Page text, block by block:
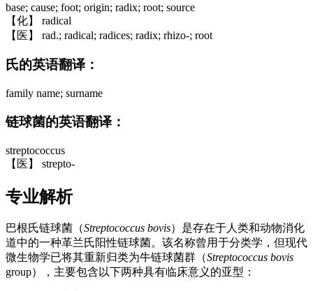
base; cause; foot; origin; radix; root; source
【化】 radical
【医】 rad.; radical; radices; radix; rhizo-; root
氏的英语翻译：
family name; surname
链球菌的英语翻译：
streptococcus
【医】 strepto-
专业解析
巴根氏链球菌（Streptococcus bovis）是存在于人类和动物消化
道中的一种革兰氏阳性链球菌。该名称曾用于分类学，但现代
微生物学已将其重新归类为牛链球菌群（Streptococcus bovis
group），主要包含以下两种具有临床意义的亚型：